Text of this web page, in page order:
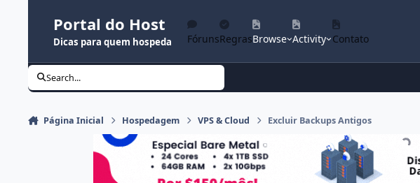
Portal do Host
Dicas para quem hospeda FórunsRegrasBrowse Activity Contato
Search...
Página Inicial Hospedagem VPS & Cloud Excluir Backups Antigos